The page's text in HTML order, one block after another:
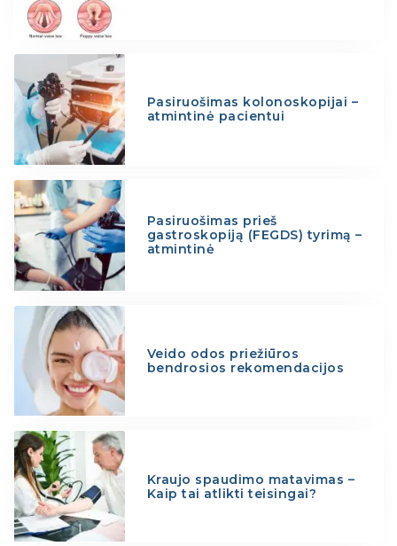
Pasiruošimas kolonoskopijai –
atmintinė pacientui
Pasiruošimas prieš
gastroskopiją (FEGDS) tyrimą –
atmintinė
Veido odos priežiūros
bendrosios rekomendacijos
Kraujo spaudimo matavimas –
Kaip tai atlikti teisingai?